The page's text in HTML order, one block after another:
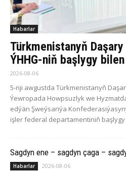
Habarlar
Türkmenistanyň
ÝHHG-niň başlygy
2026-08-06
5-nji awgustda Türkmenistanyň
Ýewropada Howpsuzlyk we
edýän Şweýsariýa
işler federal departamentiniň başlygy
Sagdyn ene – sagdyn çaga –
Habarlar 2026-08-06